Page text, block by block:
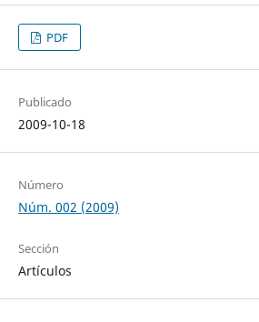
PDF
Publicado
2009-10-18
Número
Núm. 002 (2009)
Sección
Artículos